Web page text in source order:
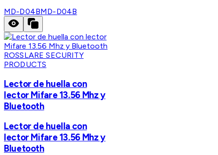
MD-D04BMD-D04B
ROSSLARE SECURITY
PRODUCTS
Lector de huella con
lector Mifare 13.56 Mhz y
Bluetooth
Lector de huella con
lector Mifare 13.56 Mhz y
Bluetooth